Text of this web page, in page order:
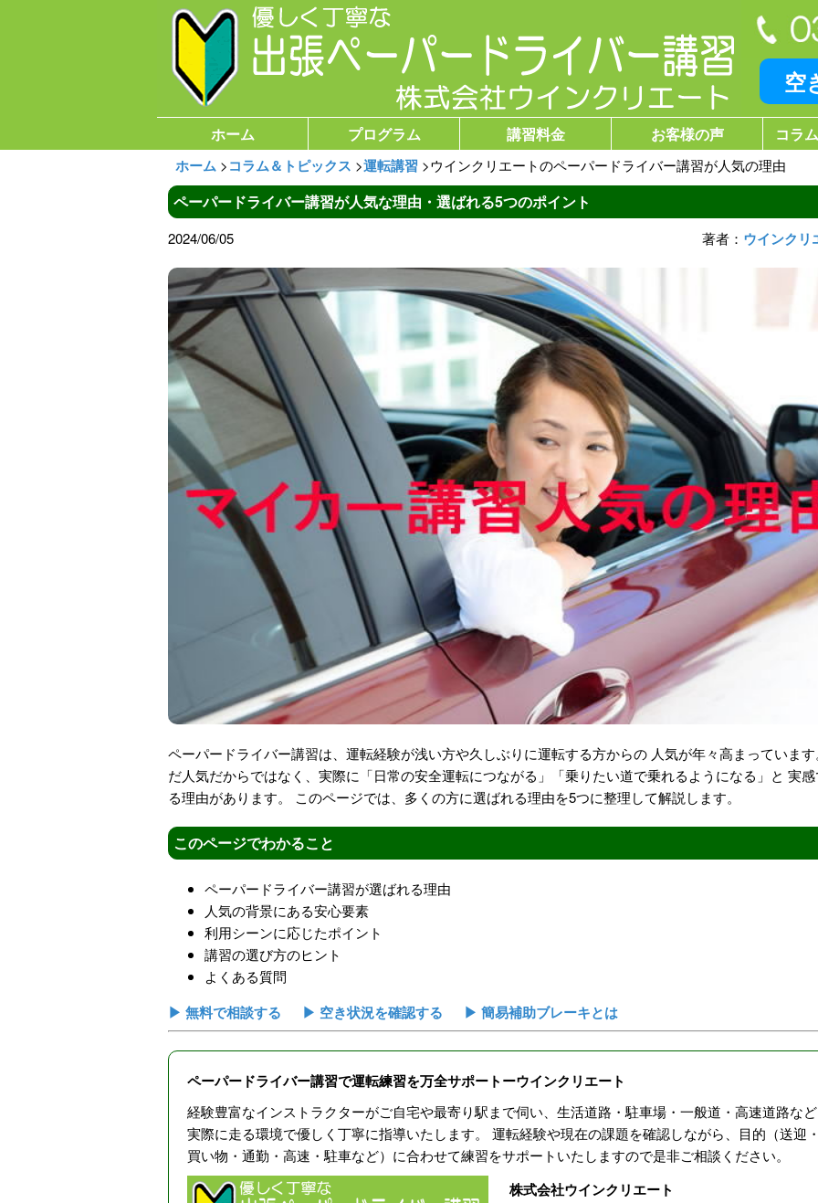
空
ホーム プログラム 講習料金 お客様の声 コラ
ホーム >コラム＆トピックス >運転講習 >ウインクリエートのペーパードライバー講習が人気の理由
ペーパードライバー講習が人気な理由・選ばれる5つのポイント
2024/06/05 著者： ウインクリ
ペーパードライバー講習は、運転経験が浅い方や久しぶりに運転する方からの 人気が年々高まっていま
だ人気だからではなく、実際に「日常の安全運転につながる」「乗りたい道で乗れるようになる」と 実
る理由があります。 このページでは、多くの方に選ばれる理由を5つに整理して解説します。
このページでわかること
ペーパードライバー講習が選ばれる理由
人気の背景にある安心要素
利用シーンに応じたポイント
講習の選び方のヒント
よくある質問
▶ 無料で相談する ▶ 空き状況を確認する ▶ 簡易補助ブレーキとは
ペーパードライバー講習で運転練習を万全サポートーウインクリエート
経験豊富なインストラクターがご自宅や最寄り駅まで伺い、生活道路・駐車場・一般道・高速道路など
実際に走る環境で優しく丁寧に指導いたします。 運転経験や現在の課題を確認しながら、目的（送迎
買い物・通勤・高速・駐車など）に合わせて練習をサポートいたしますので是非ご相談ください。
株式会社ウインクリエート